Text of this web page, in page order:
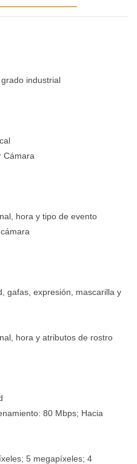
industrial
Cámara
hora y tipo de evento
gafas, expresión, mascarilla y
hora y atributos de rostro
80 Mbps; Hacia
5 megapíxeles; 4